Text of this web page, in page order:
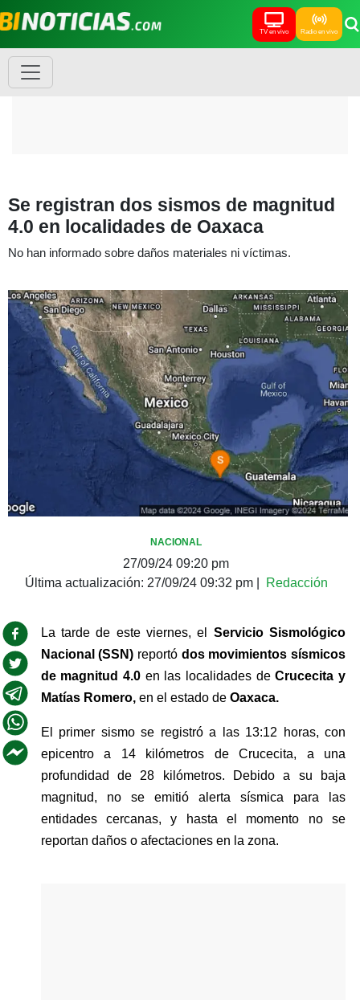
TV en vivo Radio en vivo
Se registran dos sismos de magnitud
4.0 en localidades de Oaxaca
No han informado sobre daños materiales ni víctimas.
NACIONAL
27/09/24 09:20 pm
Última actualización: 27/09/24 09:32 pm| Redacción
La tarde de este viernes, el Servicio Sismológico
Nacional (SSN) reportó dos movimientos sísmicos
de magnitud 4.0 en las localidades de Crucecita y
Matías Romero, en el estado de Oaxaca.
El primer sismo se registró a las 13:12 horas, con
epicentro a 14 kilómetros de Crucecita, a una
profundidad de 28 kilómetros. Debido a su baja
magnitud, no se emitió alerta sísmica para las
entidades cercanas, y hasta el momento no se
reportan daños o afectaciones en la zona.